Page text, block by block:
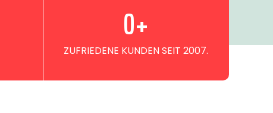
ZUFRIEDENE KUNDEN SEIT 2007.
0+